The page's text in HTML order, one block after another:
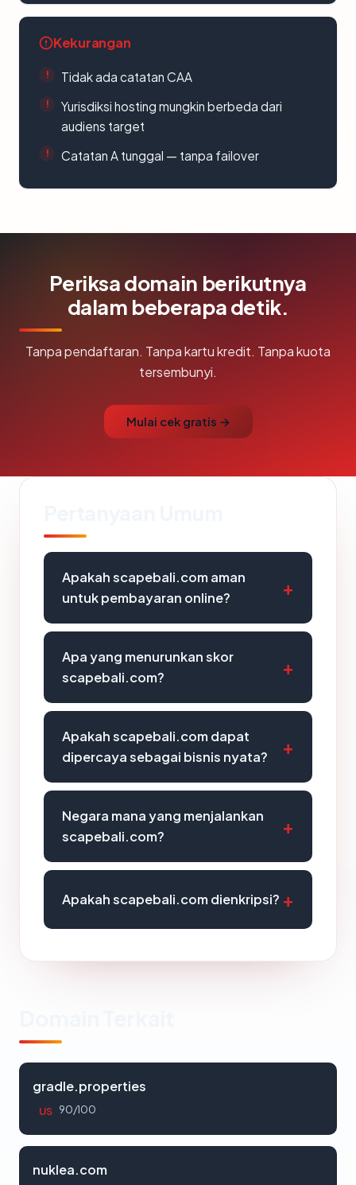
Kekurangan
Tidak ada catatan CAA
Yurisdiksi hosting mungkin berbeda dari
audiens target
Catatan A tunggal — tanpa failover
Periksa domain berikutnya
dalam beberapa detik.
Tanpa pendaftaran. Tanpa kartu kredit. Tanpa kuota
tersembunyi.
Mulai cek gratis →
Apakah scapebali.com aman
untuk pembayaran online?
Apa yang menurunkan skor
scapebali.com?
Apakah scapebali.com dapat
dipercaya sebagai bisnis nyata?
Negara mana yang menjalankan
scapebali.com?
Apakah scapebali.com dienkripsi?
gradle.properties
US 90/100
nuklea.com